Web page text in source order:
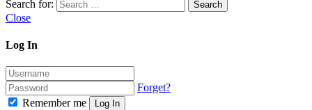
Search for:
Close
Log In
Forget?
Remember me
Log In